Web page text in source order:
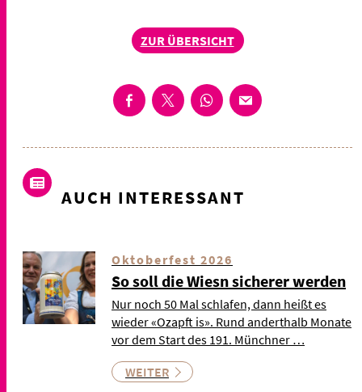
ZUR ÜBERSICHT
AUCH INTERESSANT
Oktoberfest 2026
So soll die Wiesn sicherer werden
Nur noch 50 Mal schlafen, dann heißt es
wieder «Ozapft is». Rund anderthalb Monate
vor dem Start des 191. Münchner …
WEITER